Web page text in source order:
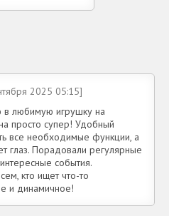
2025 05:15]
в любимую игрушку на
просто супер! Удобный
все необходимые функции, а
глаз. Порадовали регулярные
события.
кто ищет что-то
и динамичное!